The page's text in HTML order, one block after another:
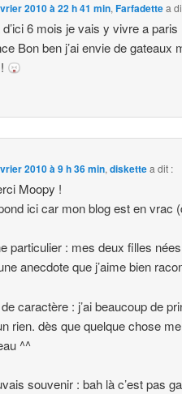
2010 à 22 h 41 min,Farfadettea
6 mois je vais y vivre a
Bon ben j’ai envie de
2010 à 9 h 36 min,diskettea dit :
Moopy !
ici car mon blog est en vrac
particulier : mes deux filles
anecdote que j’aime bien
caractère : j’ai beaucoup de
rien. dès que quelque chose
^^
souvenir : bah là c’est pas